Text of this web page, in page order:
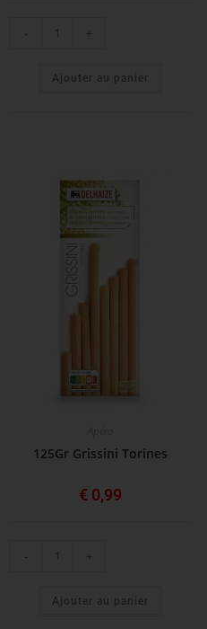
- +
Ajouter au panier
125Gr Grissini Torines
€ 0,99
- +
Ajouter au panier